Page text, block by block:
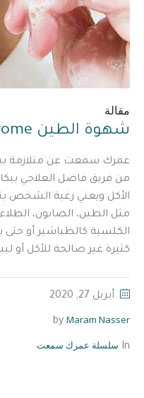
مقالة
شهوة الطين Pica Syndrome
من فريق فاضل العلاجي
الأكل ويعني رغبة الشخص
مثل الطين، الصابون،
الكلسية كالطباشير أو
كثيرة غير صالحة للأكل أو
أبريل 27, 2020
by Maram Nasser
In سلسلة عمرك سمعت